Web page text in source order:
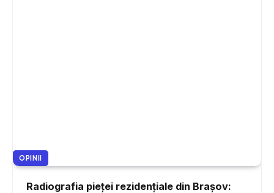
OPINII
Radiografia pieței rezidențiale din Brașov: